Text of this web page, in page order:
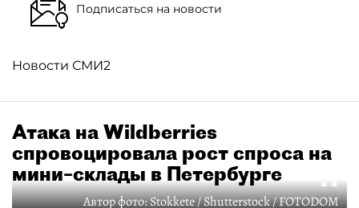
Подписаться на новости
Новости СМИ2
Атака на Wildberries
спровоцировала рост спроса на
мини–склады в Петербурге
Автор фото:Stokkete / Shutterstock / FOTODOM